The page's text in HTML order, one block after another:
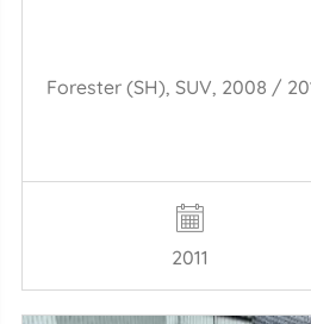
Forester (SH), SUV, 2008 /
2011